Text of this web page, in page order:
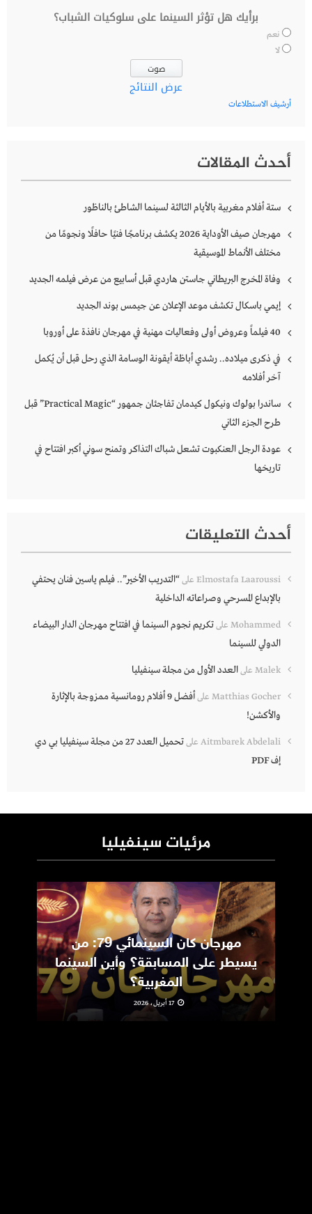
برأيك هل تؤثر السينما على سلوكيات الشباب؟
نعم
لا
عرض النتائج
أرشيف الاستطلاعات
أحدث المقالات
ستة أفلام مغربية بالأيام الثالثة لسينما الشاطئ بالناظور
مهرجان صيف الأوداية 2026 يكشف برنامجًا فنيًا حافلًا ونجومًا من
مختلف الأنماط الموسيقية
وفاة المخرج البريطاني جاستن هاردي قبل أسابيع من عرض فيلمه الجديد
إيمي باسكال تكشف موعد الإعلان عن جيمس بوند الجديد
40 فيلماً وعروض أولى وفعاليات مهنية في مهرجان نافذة على أوروبا
في ذكرى ميلاده.. رشدي أباظة أيقونة الوسامة الذي رحل قبل أن يُكمل
آخر أفلامه
ساندرا بولوك ونيكول كيدمان تفاجئان جمهور “Practical Magic” قبل
طرح الجزء الثاني
عودة الرجل العنكبوت تشعل شباك التذاكر وتمنح سوني أكبر افتتاح في
تاريخها
أحدث التعليقات
Elmostafa Laaroussi على“التدريب الأخير”.. فيلم ياسين فنان يحتفي
بالإبداع المسرحي وصراعاته الداخلية
Mohammed علىتكريم نجوم السينما في افتتاح مهرجان الدار البيضاء
الدولي للسينما
Malek علىالعدد الأول من مجلة سينفيليا
Matthias Gocher على
أفضل 9 أفلام رومانسية ممزوجة بالإثارة
والأكشن!
Aitmbarek Abdelali على
تحميل العدد 27 من مجلة سينفيليا بي دي
إف PDF
مرئيات سينفيليا
مهرجان كان السينمائي 79: من
يسيطر على المسابقة؟ وأين السينما
المغربية؟
17 أبريل، 2026